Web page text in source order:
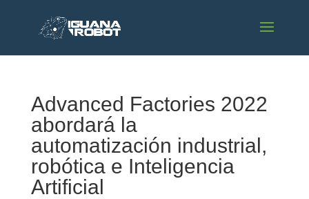
Advanced Factories 2022
abordará la
automatización industrial,
robótica e Inteligencia
Artificial